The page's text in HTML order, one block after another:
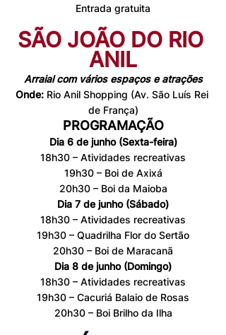
Entrada gratuita
SÃO JOÃO DO RIO
ANIL
Arraial com vários espaços e atrações
Onde: Rio Anil Shopping (Av. São Luís Rei
de França)
PROGRAMAÇÃO
Dia 6 de junho (Sexta-feira)
18h30 – Atividades recreativas
19h30 – Boi de Axixá
20h30 – Boi da Maioba
Dia 7 de junho (Sábado)
18h30 – Atividades recreativas
19h30 – Quadrilha Flor do Sertão
20h30 – Boi de Maracanã
Dia 8 de junho (Domingo)
18h30 – Atividades recreativas
19h30 – Cacuriá Balaio de Rosas
20h30 – Boi Brilho da Ilha